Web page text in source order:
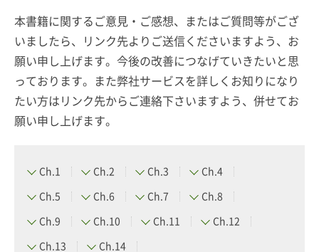
本書籍に関するご意見・ご感想、またはご質問等がござ
いましたら、リンク先よりご送信くださいますよう、お
願い申し上げます。今後の改善につなげていきたいと思
っております。また弊社サービスを詳しくお知りになり
たい方はリンク先からご連絡下さいますよう、併せてお
願い申し上げます。
Ch.1 Ch.2 Ch.3 Ch.4
Ch.5 Ch.6 Ch.7 Ch.8
Ch.9 Ch.10 Ch.11 Ch.12
Ch.13 Ch.14